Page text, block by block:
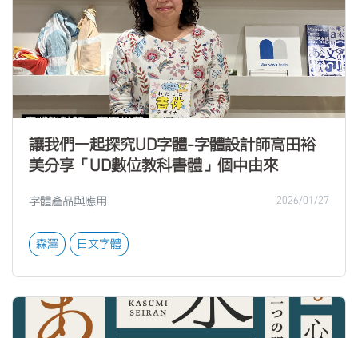
讓我們一起探究UD字體-字體設計師高田裕
美分享「UD數位教科書體」個中由來
字體產品與應用 2026/01/27
森澤 日文字體